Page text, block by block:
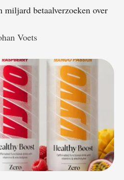
betaalverzoeken over
Voets